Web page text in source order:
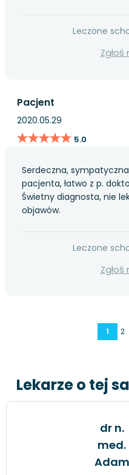
Leczone
Pacjent
2020.05.29
★★★★★
★★★★★ 5.0
Serdeczna,
pacjenta, łatwo z p.
Świetny diagnosta, nie
objawów.
Leczone
1 2
Lekarze o tej
dr n.
med.
Adam